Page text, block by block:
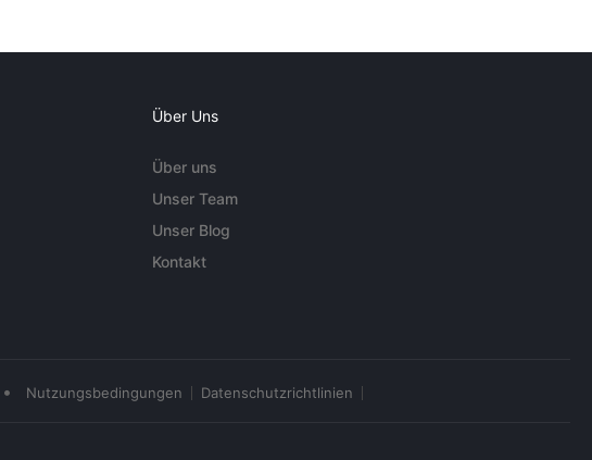
Über Uns
Über uns
Unser Team
Unser Blog
Kontakt
• Nutzungsbedingungen Datenschutzrichtlinien